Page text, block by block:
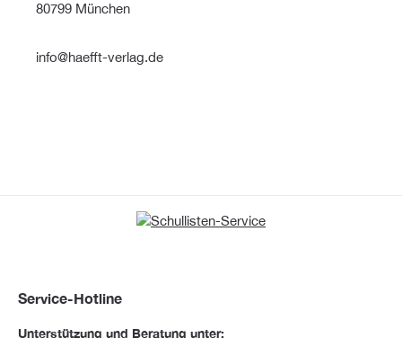
80799 München
info@haefft-verlag.de
Service-Hotline
Unterstützung und Beratung unter: